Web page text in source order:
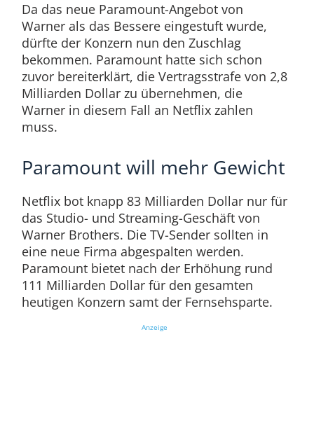
Da das neue Paramount-Angebot von
Warner als das Bessere eingestuft wurde,
dürfte der Konzern nun den Zuschlag
bekommen. Paramount hatte sich schon
zuvor bereiterklärt, die Vertragsstrafe von 2,8
Milliarden Dollar zu übernehmen, die
Warner in diesem Fall an Netflix zahlen
muss.
Paramount will mehr Gewicht
Netflix bot knapp 83 Milliarden Dollar nur für
das Studio- und Streaming-Geschäft von
Warner Brothers. Die TV-Sender sollten in
eine neue Firma abgespalten werden.
Paramount bietet nach der Erhöhung rund
111 Milliarden Dollar für den gesamten
heutigen Konzern samt der Fernsehsparte.
Anzeige